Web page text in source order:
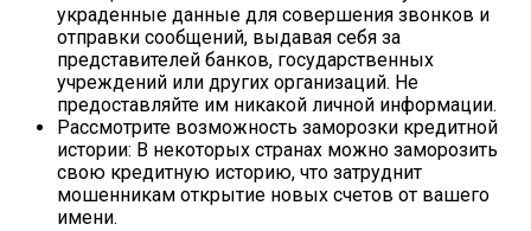
украденные данные для совершения звонков и
отправки сообщений, выдавая себя за
представителей банков, государственных
учреждений или других организаций. Не
предоставляйте им никакой личной информации.
Рассмотрите возможность заморозки кредитной
истории: В некоторых странах можно заморозить
свою кредитную историю, что затруднит
мошенникам открытие новых счетов от вашего
имени.